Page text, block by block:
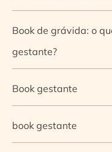
Book de grávida: o
gestante?
Book gestante
book gestante